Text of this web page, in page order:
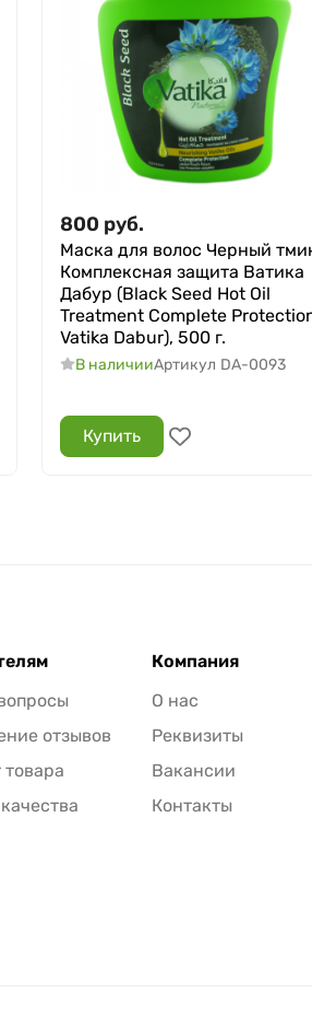
800 руб.
Маска для волос Черный
Комплексная защита Ватика
Дабур (Black Seed Hot Oil
Treatment Complete
Vatika Dabur), 500 г.
В наличииАртикул DA-0093
Купить
отзывов
товара
Компания
О нас
Реквизиты
Вакансии
Контакты